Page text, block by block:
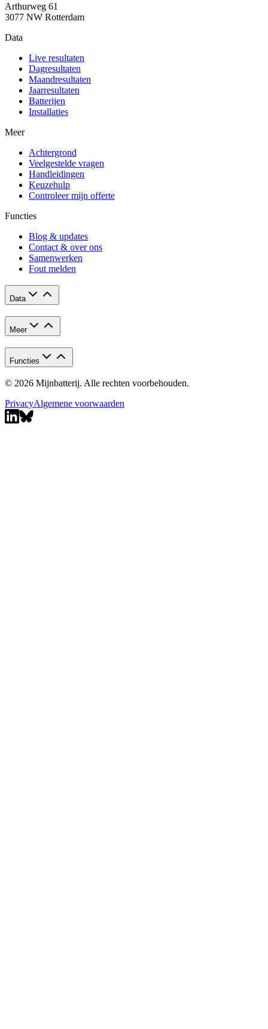
Arthurweg 61
3077 NW Rotterdam
Data
Live resultaten
Dagresultaten
Maandresultaten
Jaarresultaten
Batterijen
Installaties
Meer
Achtergrond
Veelgestelde vragen
Handleidingen
Keuzehulp
Controleer mijn offerte
Functies
Blog & updates
Contact & over ons
Samenwerken
Fout melden
Data
Meer
Functies
© 2026 Mijnbatterij. Alle rechten voorbehouden.
PrivacyAlgemene voorwaarden